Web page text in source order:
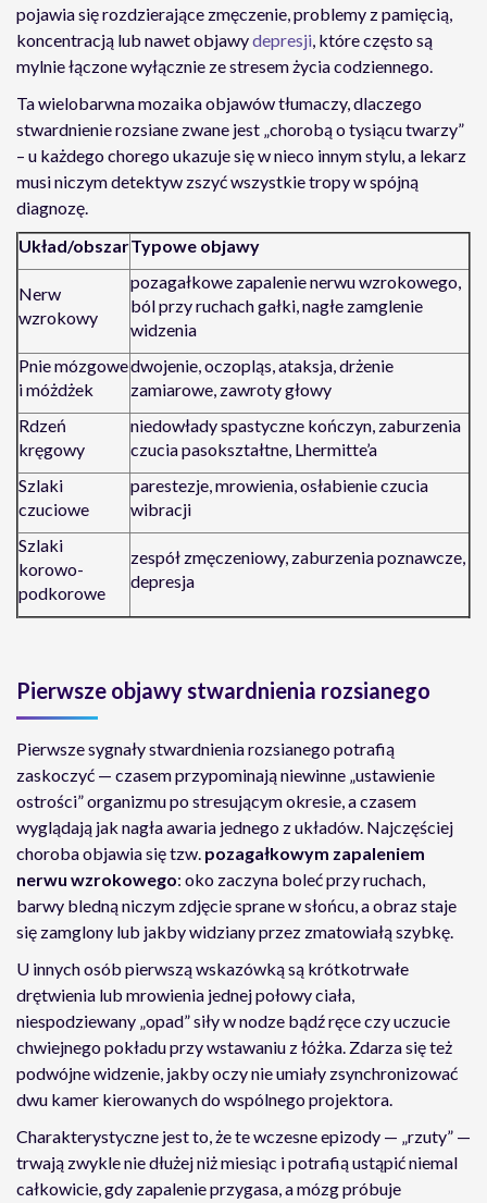
pojawia się rozdzierające zmęczenie, problemy z pamięcią,
koncentracją lub nawet objawydepresji, które często są
mylnie łączone wyłącznie ze stresem życia codziennego.
Ta wielobarwna mozaika objawów tłumaczy, dlaczego
stwardnienie rozsiane zwane jest „chorobą o tysiącu twarzy”
– u każdego chorego ukazuje się w nieco innym stylu, a lekarz
musi niczym detektyw zszyć wszystkie tropy w spójną
diagnozę.
Układ/obszarTypowe objawy
Nerw
wzrokowy
pozagałkowe zapalenie nerwu wzrokowego,
ból przy ruchach gałki, nagłe zamglenie
widzenia
Pnie mózgowe
i móżdżek
dwojenie, oczopląs, ataksja, drżenie
zamiarowe, zawroty głowy
Rdzeń
kręgowy
niedowłady spastyczne kończyn, zaburzenia
czucia pasokształtne, Lhermitte’a
Szlaki
czuciowe
parestezje, mrowienia, osłabienie czucia
wibracji
Szlaki
korowo-
podkorowe
zespół zmęczeniowy, zaburzenia poznawcze,
depresja
Pierwsze objawy stwardnienia rozsianego
Pierwsze sygnały stwardnienia rozsianego potrafią
zaskoczyć — czasem przypominają niewinne „ustawienie
ostrości” organizmu po stresującym okresie, a czasem
wyglądają jak nagła awaria jednego z układów. Najczęściej
choroba objawia się tzw. pozagałkowym zapaleniem
nerwu wzrokowego: oko zaczyna boleć przy ruchach,
barwy bledną niczym zdjęcie sprane w słońcu, a obraz staje
się zamglony lub jakby widziany przez zmatowiałą szybkę.
U innych osób pierwszą wskazówką są krótkotrwałe
drętwienia lub mrowienia jednej połowy ciała,
niespodziewany „opad” siły w nodze bądź ręce czy uczucie
chwiejnego pokładu przy wstawaniu z łóżka. Zdarza się też
podwójne widzenie, jakby oczy nie umiały zsynchronizować
dwu kamer kierowanych do wspólnego projektora.
Charakterystyczne jest to, że te wczesne epizody — „rzuty” —
trwają zwykle nie dłużej niż miesiąc i potrafią ustąpić niemal
całkowicie, gdy zapalenie przygasa, a mózg próbuje